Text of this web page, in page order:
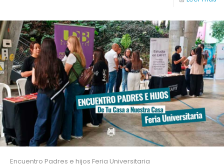
Encuentro Padres e hijos Feria Universitaria